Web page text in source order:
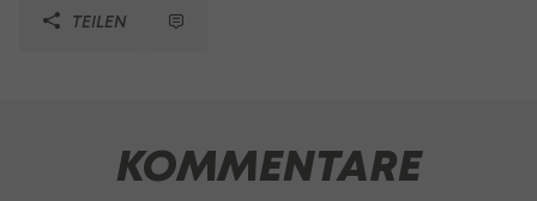
TEILEN
KOMMENTARE